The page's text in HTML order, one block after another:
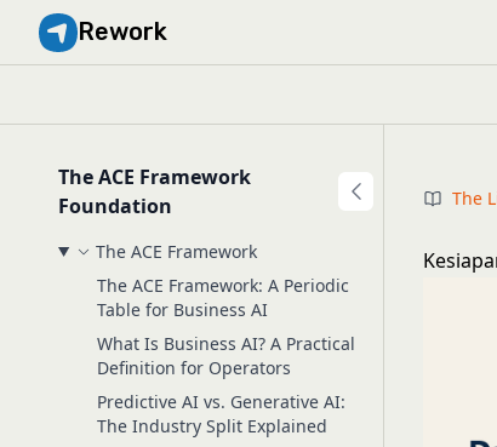
Rework
The ACE Framework
Foundation
The ACE Framework
The ACE Framework: A Periodic
Table for Business AI
What Is Business AI? A Practical
Definition for Operators
Predictive AI vs. Generative AI:
The Industry Split Explained
The